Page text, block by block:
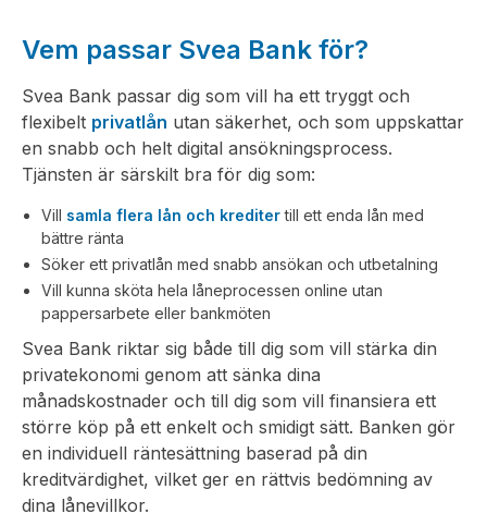
Vem passar Svea Bank för?
Svea Bank passar dig som vill ha ett tryggt och
flexibelt privatlån utan säkerhet, och som uppskattar
en snabb och helt digital ansökningsprocess.
Tjänsten är särskilt bra för dig som:
Vill samla flera lån och kreditertill ett enda lån med
bättre ränta
Söker ett privatlån med snabb ansökan och utbetalning
Vill kunna sköta hela låneprocessen online utan
pappersarbete eller bankmöten
Svea Bank riktar sig både till dig som vill stärka din
privatekonomi genom att sänka dina
månadskostnader och till dig som vill finansiera ett
större köp på ett enkelt och smidigt sätt. Banken gör
en individuell räntesättning baserad på din
kreditvärdighet, vilket ger en rättvis bedömning av
dina lånevillkor.